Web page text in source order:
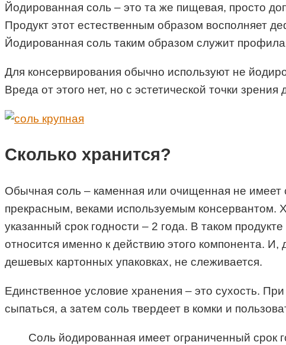
Йодированная соль – это та же пищевая, просто
Продукт этот естественным образом восполняет
Йодированная соль таким образом служит
Для консервирования обычно используют не
Вреда от этого нет, но с эстетической точки
Сколько хранится?
Обычная соль – каменная или очищенная не имеет
прекрасным, веками используемым консервантом.
указанный срок годности – 2 года. В таком
относится именно к действию этого компонента.
дешевых картонных упаковках, не слеживается.
Единственное условие хранения – это сухость.
сыпаться, а затем соль твердеет в комки и
Соль йодированная имеет ограниченный срок